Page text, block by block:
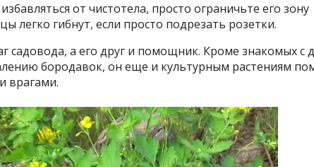
от чистотела, просто ограничьте его зону
легко гибнут, если просто подрезать розетки.
садовода, а его друг и помощник. Кроме знакомых с
бородавок, он еще и культурным растениям
врагами.